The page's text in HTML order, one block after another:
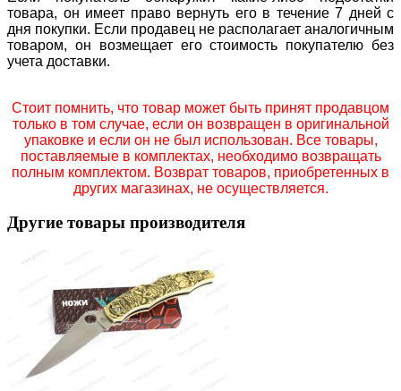
товара, он имеет право вернуть его в течение 7 дней с
дня покупки. Если продавец не располагает аналогичным
товаром, он возмещает его стоимость покупателю без
учета доставки.
Стоит помнить, что товар может быть принят продавцом
только в том случае, если он возвращен в оригинальной
упаковке и если он не был использован. Все товары,
поставляемые в комплектах, необходимо возвращать
полным комплектом. Возврат товаров, приобретенных в
других магазинах, не осуществляется.
Другие товары производителя